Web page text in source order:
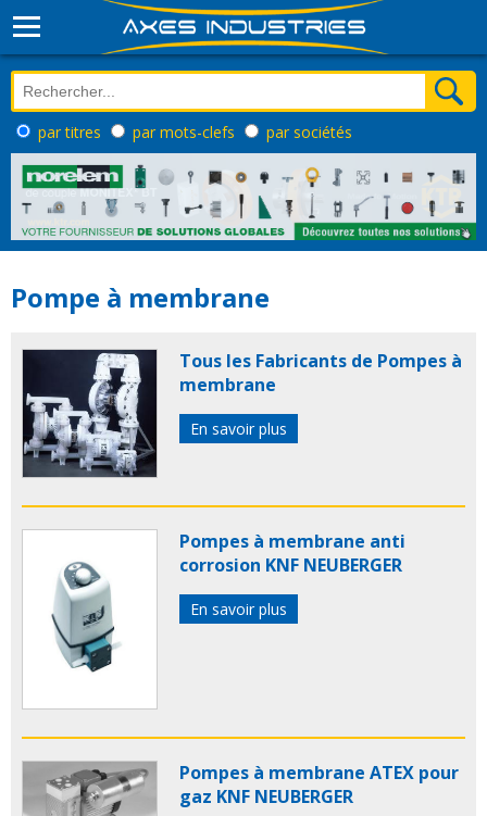
par titres par mots-clefs par sociétés
Pompe à membrane
Tous les Fabricants de Pompes à
membrane
En savoir plus
Pompes à membrane anti
corrosion KNF NEUBERGER
En savoir plus
Pompes à membrane ATEX pour
gaz KNF NEUBERGER